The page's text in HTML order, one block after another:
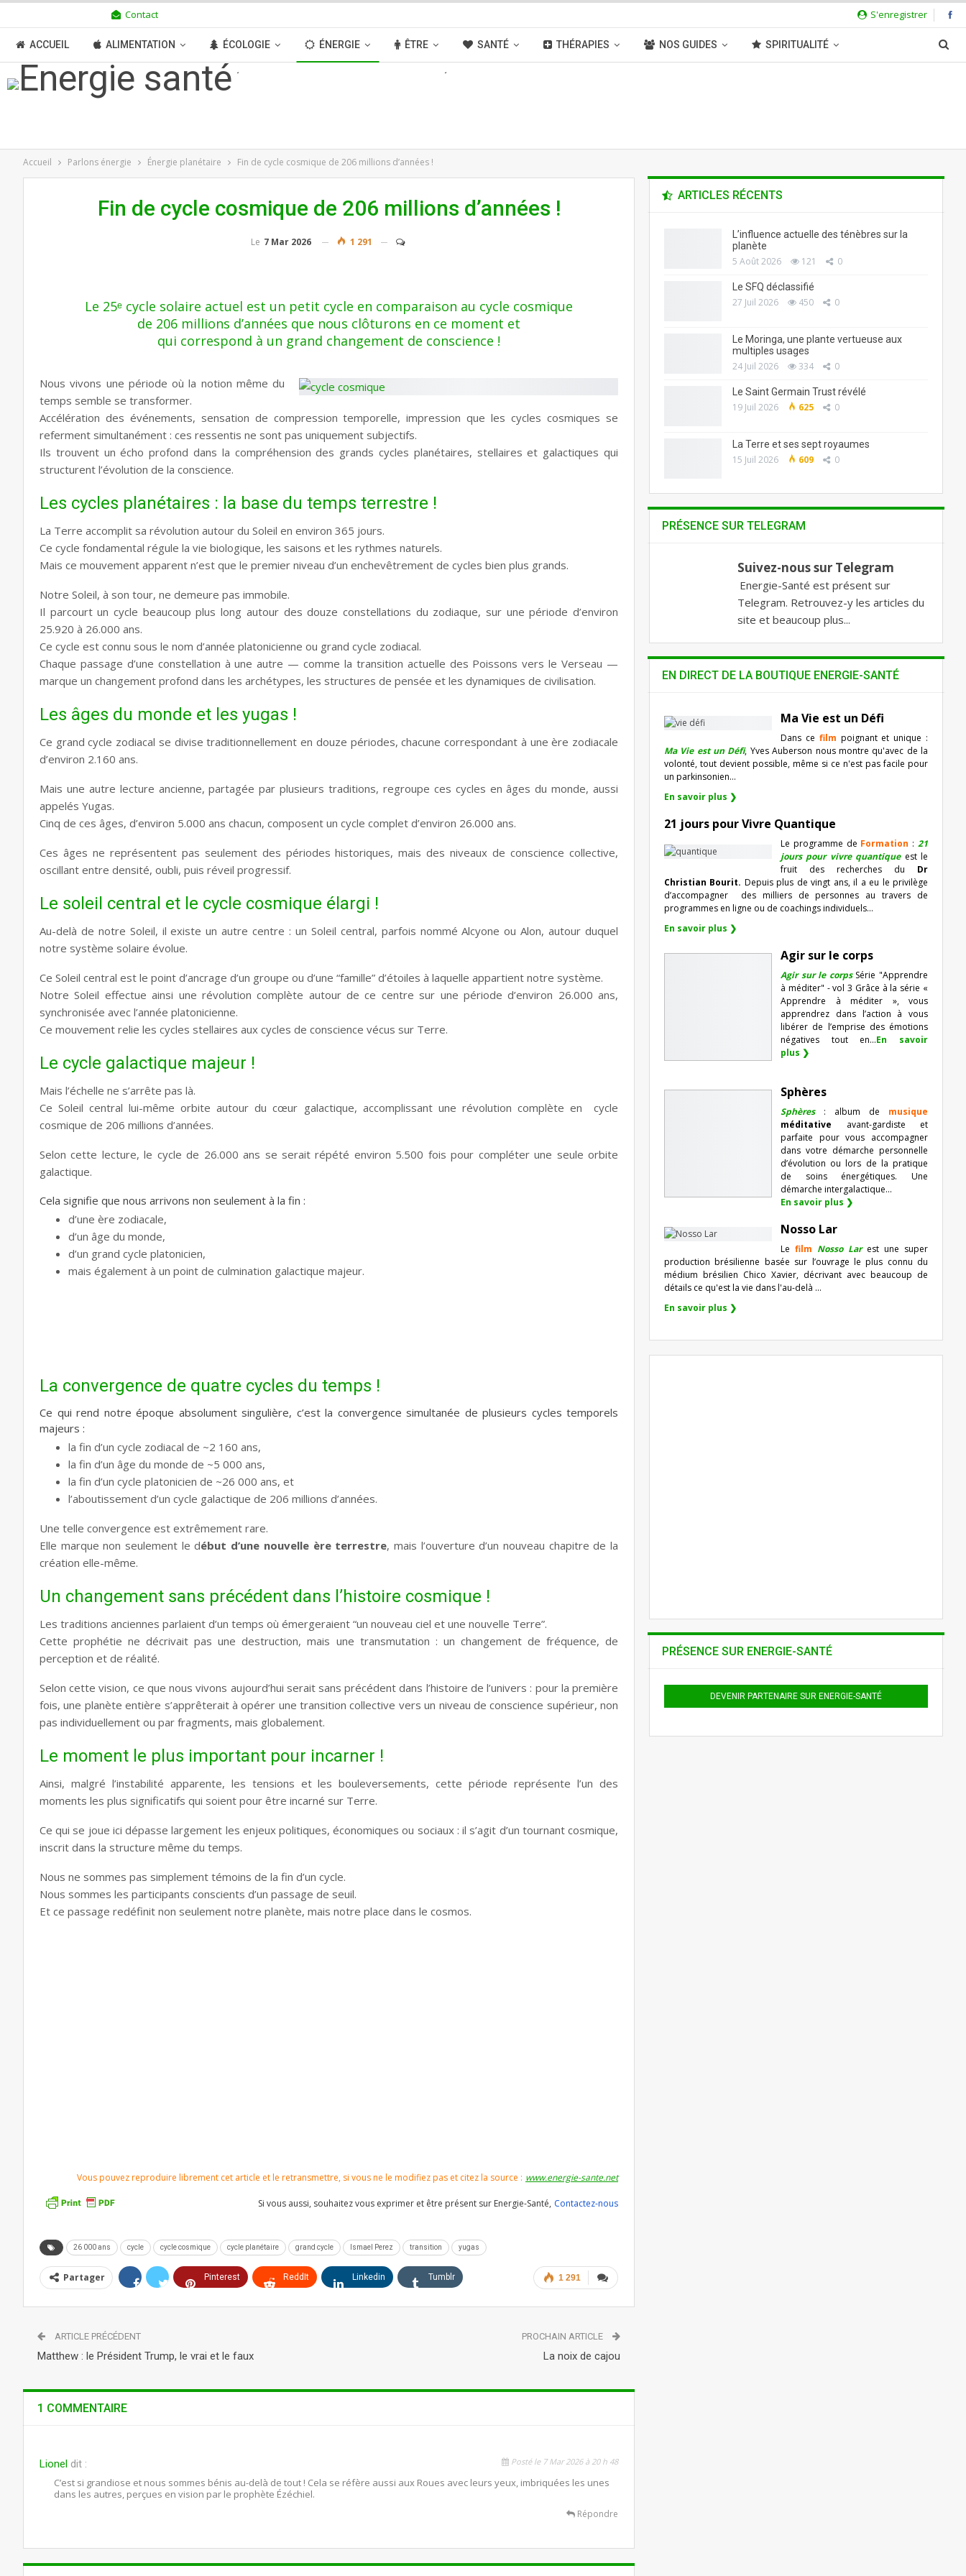
S'enregistrer
Contact
ACCUEIL ALIMENTATION ÉCOLOGIE ÉNERGIE ÊTRE SANTÉ THÉRAPIES NOS GUIDES SPIRITUALITÉ
TRANSITION BOUTIQUE MÉDIAS
Accueil Parlons énergie Énergie planétaire Fin de cycle cosmique de 206 millions d’années !
Fin de cycle cosmique de 206 millions d’années !
Le 7 Mar 2026 1 291
Le 25ᵉ cycle solaire actuel est un petit cycle en comparaison au cycle cosmique
de 206 millions d’années que nous clôturons en ce moment et
qui correspond à un grand changement de conscience !
Nous vivons une période où la notion même du
temps semble se transformer.
Accélération des événements, sensation de compression temporelle, impression que les cycles cosmiques se
referment simultanément : ces ressentis ne sont pas uniquement subjectifs.
Ils trouvent un écho profond dans la compréhension des grands cycles planétaires, stellaires et galactiques qui
structurent l’évolution de la conscience.
Les cycles planétaires : la base du temps terrestre !
La Terre accomplit sa révolution autour du Soleil en environ 365 jours.
Ce cycle fondamental régule la vie biologique, les saisons et les rythmes naturels.
Mais ce mouvement apparent n’est que le premier niveau d’un enchevêtrement de cycles bien plus grands.
Notre Soleil, à son tour, ne demeure pas immobile.
Il parcourt un cycle beaucoup plus long autour des douze constellations du zodiaque, sur une période d’environ
25.920 à 26.000 ans.
Ce cycle est connu sous le nom d’année platonicienne ou grand cycle zodiacal.
Chaque passage d’une constellation à une autre — comme la transition actuelle des Poissons vers le Verseau —
marque un changement profond dans les archétypes, les structures de pensée et les dynamiques de civilisation.
Les âges du monde et les yugas !
Ce grand cycle zodiacal se divise traditionnellement en douze périodes, chacune correspondant à une ère zodiacale
d’environ 2.160 ans.
Mais une autre lecture ancienne, partagée par plusieurs traditions, regroupe ces cycles en âges du monde, aussi
appelés Yugas.
Cinq de ces âges, d’environ 5.000 ans chacun, composent un cycle complet d’environ 26.000 ans.
Ces âges ne représentent pas seulement des périodes historiques, mais des niveaux de conscience collective,
oscillant entre densité, oubli, puis réveil progressif.
Le soleil central et le cycle cosmique élargi !
Au-delà de notre Soleil, il existe un autre centre : un Soleil central, parfois nommé Alcyone ou Alon, autour duquel
notre système solaire évolue.
Ce Soleil central est le point d’ancrage d’un groupe ou d’une “famille” d’étoiles à laquelle appartient notre système.
Notre Soleil effectue ainsi une révolution complète autour de ce centre sur une période d’environ 26.000 ans,
synchronisée avec l’année platonicienne.
Ce mouvement relie les cycles stellaires aux cycles de conscience vécus sur Terre.
Le cycle galactique majeur !
Mais l’échelle ne s’arrête pas là.
Ce Soleil central lui-même orbite autour du cœur galactique, accomplissant une révolution complète en cycle
cosmique de 206 millions d’années.
Selon cette lecture, le cycle de 26.000 ans se serait répété environ 5.500 fois pour compléter une seule orbite
galactique.
Cela signifie que nous arrivons non seulement à la fin :
d’une ère zodiacale,
d’un âge du monde,
d’un grand cycle platonicien,
mais également à un point de culmination galactique majeur.
La convergence de quatre cycles du temps !
Ce qui rend notre époque absolument singulière, c’est la convergence simultanée de plusieurs cycles temporels
majeurs :
la fin d’un cycle zodiacal de ~2 160 ans,
la fin d’un âge du monde de ~5 000 ans,
la fin d’un cycle platonicien de ~26 000 ans, et
l’aboutissement d’un cycle galactique de 206 millions d’années.
Une telle convergence est extrêmement rare.
Elle marque non seulement le début d’une nouvelle ère terrestre, mais l’ouverture d’un nouveau chapitre de la
création elle-même.
Un changement sans précédent dans l’histoire cosmique !
Les traditions anciennes parlaient d’un temps où émergeraient “un nouveau ciel et une nouvelle Terre”.
Cette prophétie ne décrivait pas une destruction, mais une transmutation : un changement de fréquence, de
perception et de réalité.
Selon cette vision, ce que nous vivons aujourd’hui serait sans précédent dans l’histoire de l’univers : pour la première
fois, une planète entière s’apprêterait à opérer une transition collective vers un niveau de conscience supérieur, non
pas individuellement ou par fragments, mais globalement.
Le moment le plus important pour incarner !
Ainsi, malgré l’instabilité apparente, les tensions et les bouleversements, cette période représente l’un des
moments les plus significatifs qui soient pour être incarné sur Terre.
Ce qui se joue ici dépasse largement les enjeux politiques, économiques ou sociaux : il s’agit d’un tournant cosmique,
inscrit dans la structure même du temps.
Nous ne sommes pas simplement témoins de la fin d’un cycle.
Nous sommes les participants conscients d’un passage de seuil.
Et ce passage redéfinit non seulement notre planète, mais notre place dans le cosmos.
Vous pouvez reproduire librement cet article et le retransmettre, si vous ne le modifiez pas et citez la source : www.energie-sante.net
Si vous aussi, souhaitez vous exprimer et être présent sur Energie-Santé, Contactez-nous
26 000 ans cycle cycle cosmique cycle planétaire grand cycle Ismael Perez transition yugas
1 291
Partager Pinterest ReddIt Linkedin Tumblr
Telegram
ARTICLE PRÉCÉDENT
Matthew : le Président Trump, le vrai et le faux
PROCHAIN ARTICLE
La noix de cajou
1 COMMENTAIRE
Lionel dit : Posté le 7 Mar 2026 à 20 h 48
C’est si grandiose et nous sommes bénis au-delà de tout ! Cela se réfère aussi aux Roues avec leurs yeux, imbriquées les unes
dans les autres, perçues en vision par le prophète Ézéchiel.
Répondre
ARTICLES RÉCENTS
L’influence actuelle des ténèbres sur la
planète
5 Août 2026 121 0
Le SFQ déclassifié
27 Juil 2026 450 0
Le Moringa, une plante vertueuse aux
multiples usages
24 Juil 2026 334 0
Le Saint Germain Trust révélé
19 Juil 2026 625 0
La Terre et ses sept royaumes
15 Juil 2026 609 0
PRÉSENCE SUR TELEGRAM
Suivez-nous sur Telegram
Energie-Santé est présent sur
Telegram. Retrouvez-y les articles du
site et beaucoup plus...
EN DIRECT DE LA BOUTIQUE ENERGIE-SANTÉ
Ma Vie est un Défi
Dans ce film poignant et unique :
Ma Vie est un Défi, Yves Auberson nous montre qu'avec de la
volonté, tout devient possible, même si ce n'est pas facile pour
un parkinsonien…
En savoir plus ❯
21 jours pour Vivre Quantique
Le programme de Formation :21
jours pour vivre quantiqueest le
fruit des recherches du Dr
Christian Bourit. Depuis plus de vingt ans, il a eu le privilège
d’accompagner
des milliers de personnes au travers de
programmes en ligne ou de coachings individuels…
En savoir plus ❯
Agir sur le corps
Agir sur le corpsSérie "Apprendre
à méditer" - vol 3 Grâce à la série «
Apprendre à méditer », vous
apprendrez dans l’action à vous
libérer de l’emprise des émotions
négatives tout en...En savoir
plus ❯
Sphères
Sphères: album de musique
méditative avant-gardiste et
parfaite pour vous accompagner
dans votre démarche personnelle
d’évolution ou lors de la pratique
de soins énergétiques. Une
démarche intergalactique...
En savoir plus ❯
Nosso Lar
Le film Nosso Lar est une super
production brésilienne basée sur l’ouvrage le plus connu du
médium brésilien Chico Xavier, décrivant avec beaucoup de
détails ce qu'est la vie dans l'au-delà ...
En savoir plus ❯
PRÉSENCE SUR ENERGIE-SANTÉ
DEVENIR PARTENAIRE SUR ENERGIE-SANTÉ